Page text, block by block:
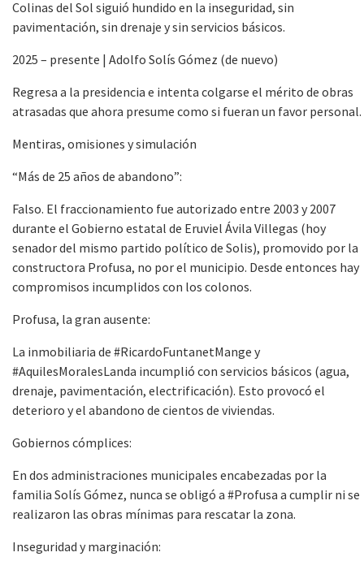
Colinas del Sol siguió hundido en la inseguridad, sin
pavimentación, sin drenaje y sin servicios básicos.
2025 – presente | Adolfo Solís Gómez (de nuevo)
Regresa a la presidencia e intenta colgarse el mérito de obras
atrasadas que ahora presume como si fueran un favor personal.
Mentiras, omisiones y simulación
“Más de 25 años de abandono”:
Falso. El fraccionamiento fue autorizado entre 2003 y 2007
durante el Gobierno estatal de Eruviel Ávila Villegas (hoy
senador del mismo partido político de Solis), promovido por la
constructora Profusa, no por el municipio. Desde entonces hay
compromisos incumplidos con los colonos.
Profusa, la gran ausente:
La inmobiliaria de #RicardoFuntanetMange y
#AquilesMoralesLanda incumplió con servicios básicos (agua,
drenaje, pavimentación, electrificación). Esto provocó el
deterioro y el abandono de cientos de viviendas.
Gobiernos cómplices:
En dos administraciones municipales encabezadas por la
familia Solís Gómez, nunca se obligó a #Profusa a cumplir ni se
realizaron las obras mínimas para rescatar la zona.
Inseguridad y marginación: